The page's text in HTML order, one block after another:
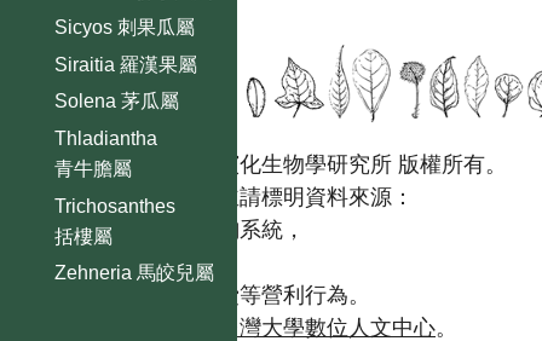
Sicyos 刺果瓜屬
Siraitia 羅漢果屬
Solena 茅瓜屬
Thladiantha
青牛膽屬
Trichosanthes
括樓屬
Zehneria 馬皎兒屬
國立台灣大學生態學與演化生物學研究所 版權所有。
歡迎引用本網站資料，並請標明資料來源：
【台灣植物資訊整合查詢系統，
https://tai2.ntu.edu.tw。】
且不得有收取資料查詢費等營利行為。
台灣大學數位人文中心。